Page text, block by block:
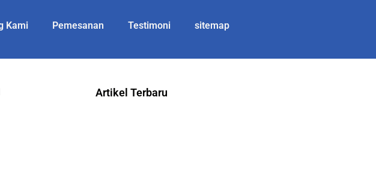
Kami Pemesanan Testimoni sitemap
Artikel Terbaru